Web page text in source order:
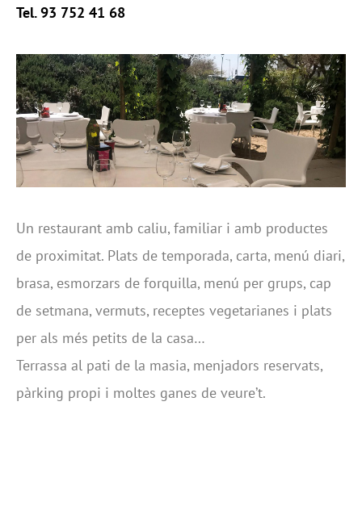
Tel. 93 752 41 68
Un restaurant amb caliu, familiar i amb productes
de proximitat. Plats de temporada, carta, menú diari,
brasa, esmorzars de forquilla, menú per grups, cap
de setmana, vermuts, receptes vegetarianes i plats
per als més petits de la casa…
Terrassa al pati de la masia, menjadors reservats,
pàrking propi i moltes ganes de veure’t.